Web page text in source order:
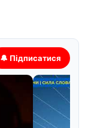
🔔 Підписатися